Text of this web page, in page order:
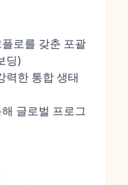
로를 갖춘 포괄
딩)
력한 통합 생태
글로벌 프로그